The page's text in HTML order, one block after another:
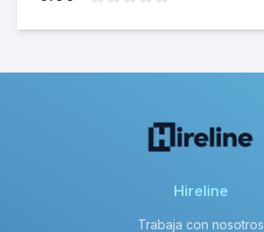
Hireline
Trabaja con nosotros